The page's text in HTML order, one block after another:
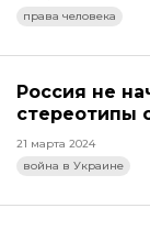
права человека
Россия не
стереотипы
21 марта 2024
война в Украине